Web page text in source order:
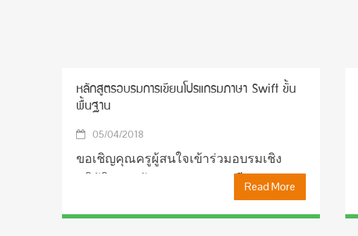
หลักสูตรอบรมการเขียนโปรแกรมภาษา Swift ขั้น
พื้นฐาน
05/04/2018
ขอเชิญคุณครูผู้สนใจเข้าร่วมอบรมเชิง
ปฏิบัติการหลักสูตรอบรมการเขียน
โปรแกรมภาษา Swift ขั้นพื้นฐาน ดังราย
ละเอียดต่อไปนี้ รายละเอียดการอบรมเชิง
Read More